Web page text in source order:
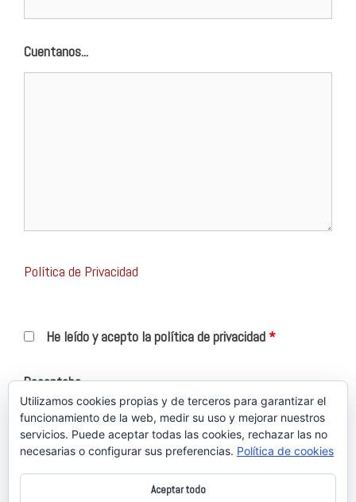
Cuentanos...
Política de Privacidad
He leído y acepto la política de privacidad *
Recaptcha
Utilizamos cookies propias y de terceros para garantizar el
funcionamiento de la web, medir su uso y mejorar nuestros
servicios. Puede aceptar todas las cookies, rechazar las no
necesarias o configurar sus preferencias. Política de cookies
Aceptar todo